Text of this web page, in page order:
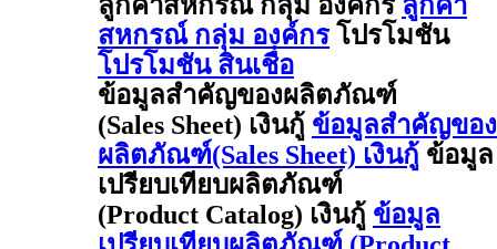
ลูกค้าสหกรณ์ กลุ่ม องค์กร ลูกค้า
สหกรณ์ กลุ่ม องค์กร โปรโมชัน
โปรโมชัน สินเชื่อ
ข้อมูลสำคัญของผลิตภัณฑ์
(Sales Sheet) เงินกู้ ข้อมูลสำคัญของ
ผลิตภัณฑ์(Sales Sheet) เงินกู้ ข้อมูล
เปรียบเทียบผลิตภัณฑ์
(Product Catalog) เงินกู้ ข้อมูล